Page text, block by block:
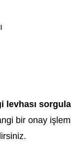
levhası
bir onay